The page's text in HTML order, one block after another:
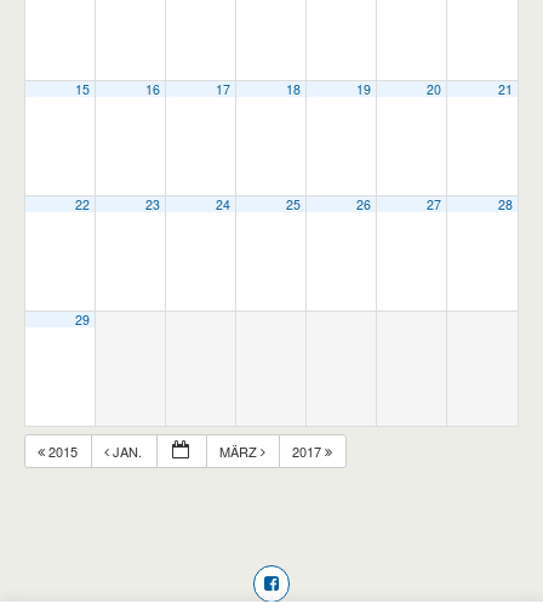
15 16 17 18 19 20 21
22 23 24 25 26 27 28
29
2015 JAN. MÄRZ 2017